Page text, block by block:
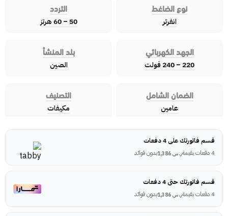
نوع الضاغط
انفرتر
التردد
50 – 60 هرتز
الجهد الكهربائي
220 – 240 فولت
بلد المنشأ
الصين
الضمان الشامل
عامين
التصنيف
مكيفات
قسم فاتورتك على 4 دفعات
4 دفعات بقيمة
ر.س بدون فوائد
قسم فاتورتك حتى 4 دفعات
4 دفعات بقيمة
ر.س بدون فوائد